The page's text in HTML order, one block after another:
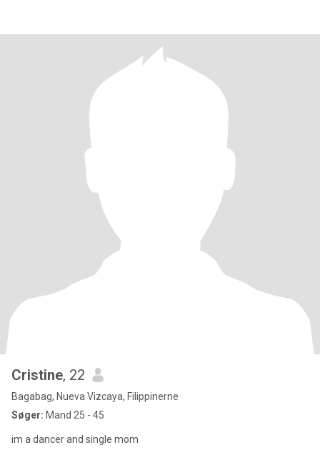
Cristine, 22
Bagabag, Nueva Vizcaya, Filippinerne
Søger: Mand 25 - 45
im a dancer and single mom